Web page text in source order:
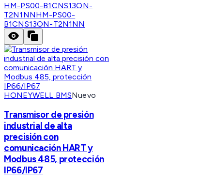
HM-PS00-B1CNS13ON-
T2N1NNHM-PS00-
B1CNS13ON-T2N1NN
HONEYWELL BMSNuevo
Transmisor de presión
industrial de alta
precisión con
comunicación HART y
Modbus 485, protección
IP66/IP67